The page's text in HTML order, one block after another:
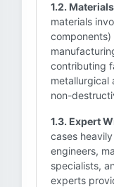
1.2.
materials
contributing
metallurgical
non-
1.3. Expert
cases
engineers,
specialists,
experts